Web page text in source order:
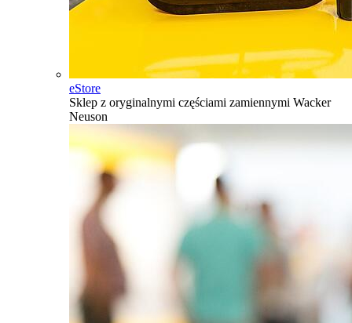
eStore
Sklep z oryginalnymi częściami zamiennymi Wacker
Neuson